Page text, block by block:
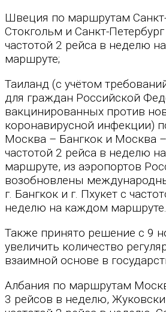
Швеция по маршрутам
Стокгольм и Санкт-Петербург
частотой 2 рейса в неделю
маршруте;
Таиланд (с учётом
для граждан Российской
вакцинированных против
коронавирусной инфекции)
Москва – Бангкок и Москва
частотой 2 рейса в неделю
маршруте, из аэропортов
возобновлены
г. Бангкок и г. Пхукет с
неделю на каждом маршруте.
Также принято решение с 9
увеличить количество
взаимной основе в
Албания по маршрутам
3 рейсов в неделю,